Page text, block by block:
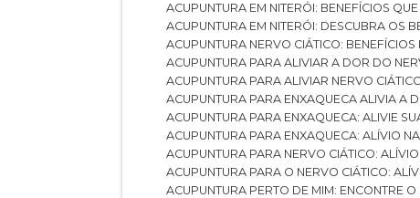
ACUPUNTURA EM NITERÓI: BENEFÍCIOS
ACUPUNTURA EM NITERÓI: DESCUBRA OS
ACUPUNTURA NERVO CIÁTICO:
ACUPUNTURA PARA ALIVIAR A DOR DO
ACUPUNTURA PARA ALIVIAR NERVO
ACUPUNTURA PARA ENXAQUECA ALIVIA
ACUPUNTURA PARA ENXAQUECA: ALIVIE
ACUPUNTURA PARA ENXAQUECA: ALÍVIO
ACUPUNTURA PARA NERVO CIÁTICO:
ACUPUNTURA PARA O NERVO CIÁTICO:
ACUPUNTURA PERTO DE MIM: ENCONTRE